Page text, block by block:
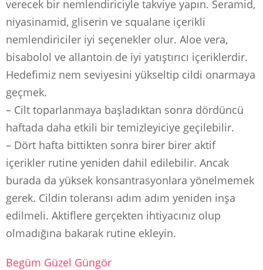
verecek bir nemlendiriciyle takviye yapın. Seramid,
niyasinamid, gliserin ve squalane içerikli
nemlendiriciler iyi seçenekler olur. Aloe vera,
bisabolol ve allantoin de iyi yatıştırıcı içeriklerdir.
Hedefimiz nem seviyesini yükseltip cildi onarmaya
geçmek.
– Cilt toparlanmaya başladıktan sonra dördüncü
haftada daha etkili bir temizleyiciye geçilebilir.
– Dört hafta bittikten sonra birer birer aktif
içerikler rutine yeniden dahil edilebilir. Ancak
burada da yüksek konsantrasyonlara yönelmemek
gerek. Cildin toleransı adım adım yeniden inşa
edilmeli. Aktiflere gerçekten ihtiyacınız olup
olmadığına bakarak rutine ekleyin.
Begüm Güzel Güngör